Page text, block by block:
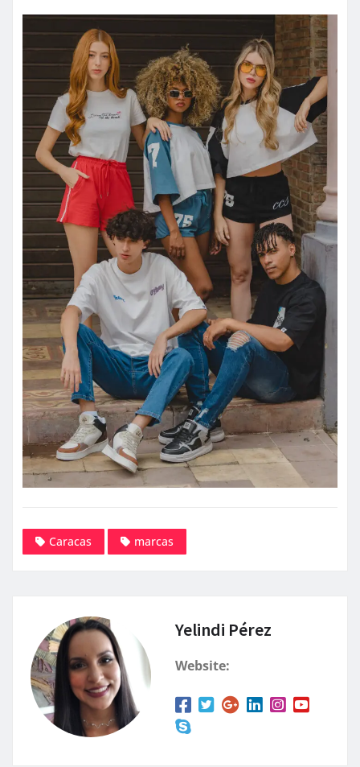
Caracas marcas
Yelindi Pérez
Website: